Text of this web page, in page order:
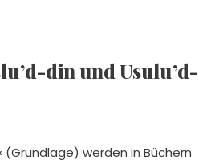
din und Usulu’d-
(Grundlage) werden in Büchern